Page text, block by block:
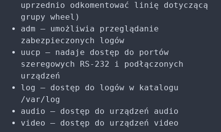
uprzednio odkomentować linię dotyczącą
grupy wheel)
adm – umożliwia przeglądanie
zabezpieczonych logów
uucp – nadaje dostęp do portów
szeregowych RS-232 i podłączonych
urządzeń
log – dostęp do logów w katalogu
/var/log
audio – dostęp do urządzeń audio
video – dostęp do urządzeń video